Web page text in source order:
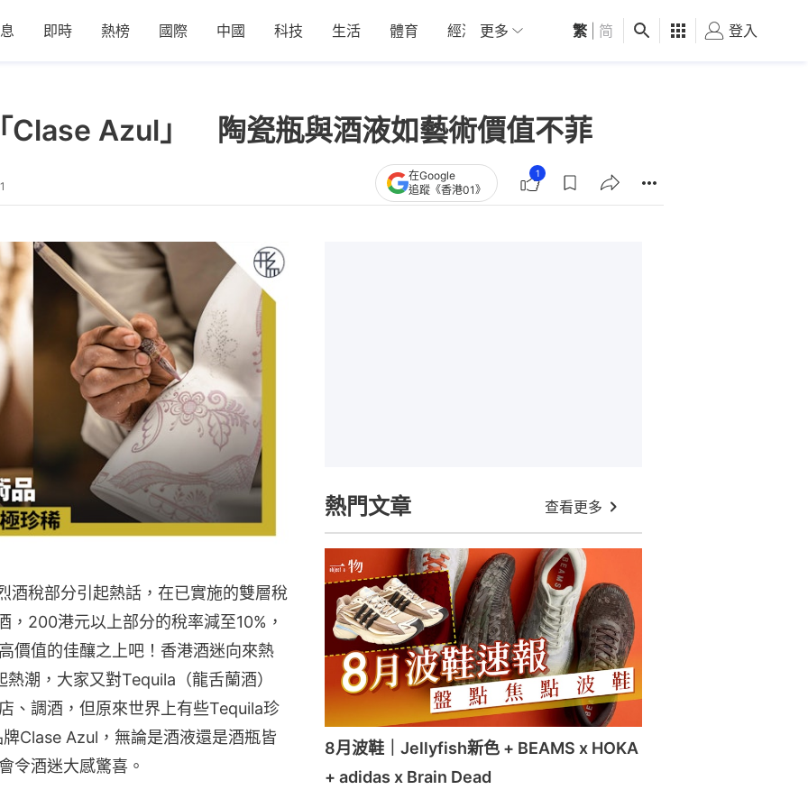
即時 熱榜 國際 中國 科技 生活 體育 經濟 01深圳 觀點 健康 好食玩飛
更多 繁 简 登入
Clase Azul」 陶瓷瓶與酒液如藝術價值不菲
在Google
追蹤《香港01》
1
稅部分引起熱話，在已實施的雙層稅
200港元以上部分的稅率減至10%，
價值的佳釀之上吧！香港酒迷向來熱
潮，大家又對Tequila（龍舌蘭酒）
、調酒，但原來世界上有些Tequila珍
Clase Azul，無論是酒液還是酒瓶皆
令酒迷大感驚喜。
熱門文章 查看更多
8月波鞋｜Jellyfish新色 + BEAMS x HOKA
+ adidas x Brain Dead